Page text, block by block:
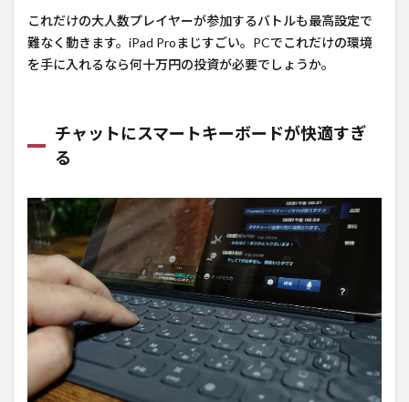
これだけの大人数プレイヤーが参加するバトルも最高設定で
難なく動きます。iPad Proまじすごい。PCでこれだけの環境
を手に入れるなら何十万円の投資が必要でしょうか。
チャットにスマートキーボードが快適すぎ
る